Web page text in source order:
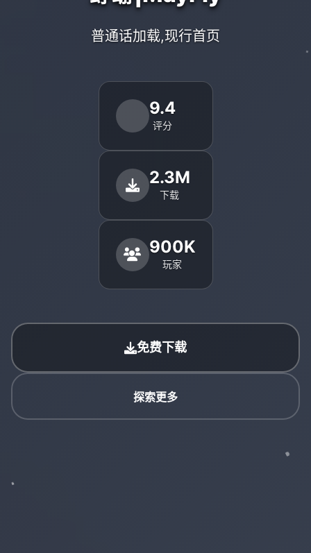
普通话加载,现行首页
9.4
评分
2.3M
下载
900K
玩家
免费下载
探索更多